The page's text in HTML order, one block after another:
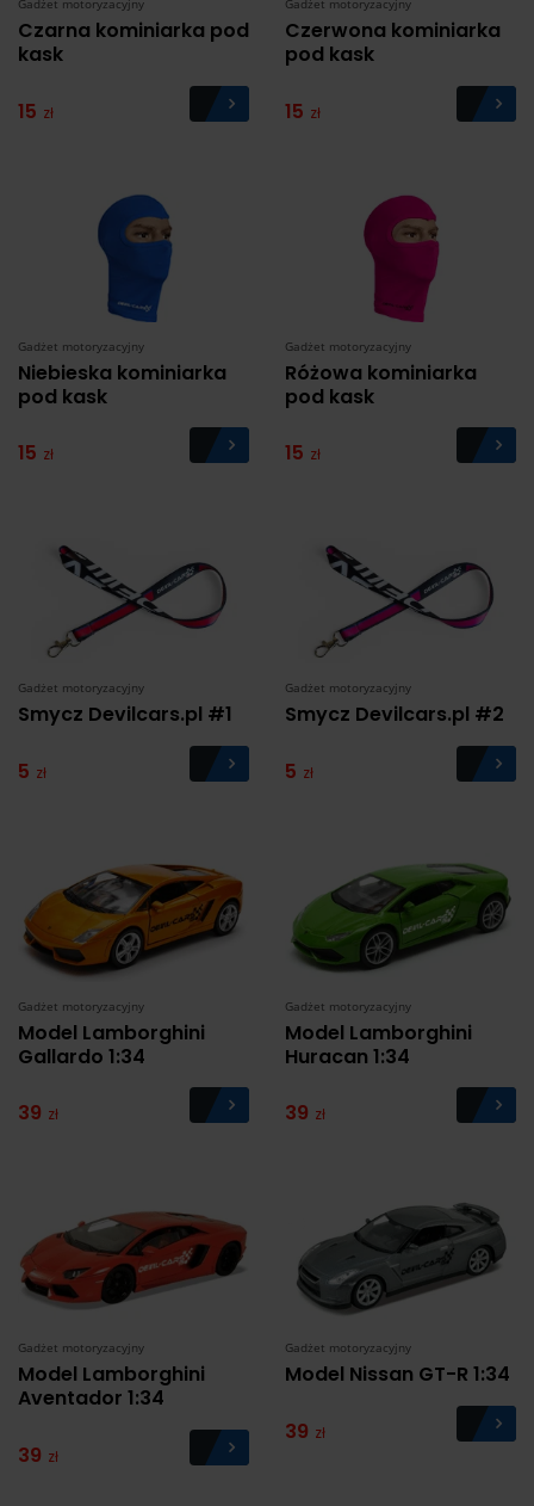
Gadżet motoryzacyjny
Czarna kominiarka pod
kask
15 zł
Gadżet motoryzacyjny
Czerwona kominiarka
pod kask
15 zł
Gadżet motoryzacyjny
Niebieska kominiarka
pod kask
15 zł
Gadżet motoryzacyjny
Różowa kominiarka
pod kask
15 zł
Gadżet motoryzacyjny
Smycz Devilcars.pl #1
5 zł
Gadżet motoryzacyjny
Smycz Devilcars.pl #2
5 zł
Gadżet motoryzacyjny
Model Lamborghini
Gallardo 1:34
39 zł
Gadżet motoryzacyjny
Model Lamborghini
Huracan 1:34
39 zł
Gadżet motoryzacyjny
Model Lamborghini
Aventador 1:34
39 zł
Gadżet motoryzacyjny
Model Nissan GT-R 1:34
39 zł